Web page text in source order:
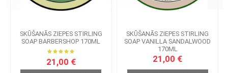
SKŪŠANĀS ZIEPES STIRLING
SOAP BARBERSHOP 170ML
21,00 €
SKŪŠANĀS ZIEPES STIRLING
SOAP VANILLA SANDALWOOD
170ML
21,00 €